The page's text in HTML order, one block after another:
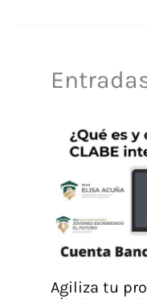
Agiliza tu